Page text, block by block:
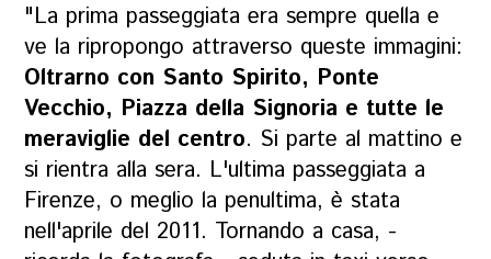
"La prima passeggiata era sempre quella e
ve la ripropongo attraverso queste immagini:
Oltrarno con Santo Spirito, Ponte
Vecchio, Piazza della Signoria e tutte le
meraviglie del centro. Si parte al mattino e
si rientra alla sera. L'ultima passeggiata a
Firenze, o meglio la penultima, è stata
nell'aprile del 2011. Tornando a casa, -